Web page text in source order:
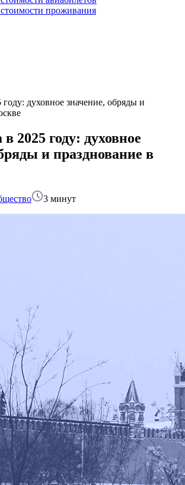
стоимости проживания
духовное значение, обряды и
2025 году: духовное
и празднование в
3 минут